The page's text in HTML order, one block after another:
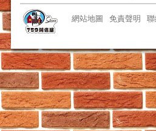
網站地圖 免責聲明